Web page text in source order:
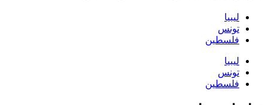
ليبيا
تونس
فلسطين
ليبيا
تونس
فلسطين